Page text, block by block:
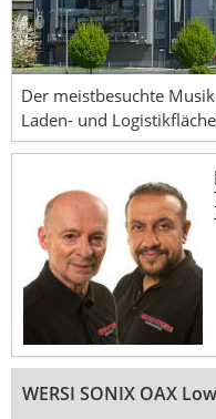
Der meistbesuchte
Laden- und
WERSI SONIX OAX